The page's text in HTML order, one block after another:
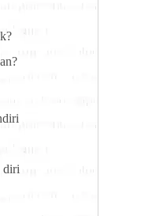
diri